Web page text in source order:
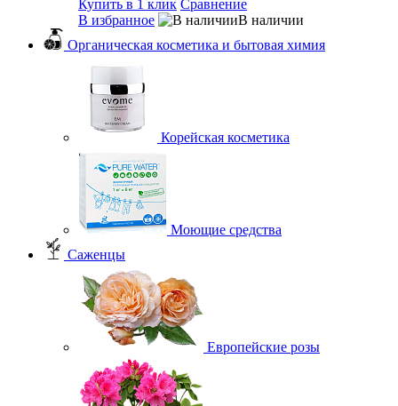
Купить в 1 клик Сравнение
В избранное
В наличии
Органическая косметика и бытовая химия
Корейская косметика
Моющие средства
Саженцы
Европейские розы